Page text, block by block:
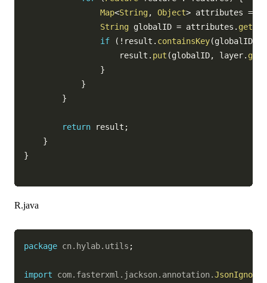
Map<String, Object> attributes =
String globalID = attributes . get
if
( ! result . containsKey(globalID
                    result
. put (globalID, layer.
}
}
}
return result ;
}
}
R.java
package cn. hylab. utils ;
import com. fasterxml . jackson. annotation.JsonIgnore